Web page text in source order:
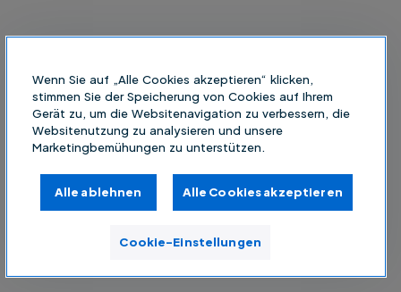
Wenn Sie auf „Alle Cookies akzeptieren“ klicken,
stimmen Sie der Speicherung von Cookies auf Ihrem
Gerät zu, um die Websitenavigation zu verbessern, die
Websitenutzung zu analysieren und unsere
Marketingbemühungen zu unterstützen.
Alle ablehnen Alle Cookies akzeptieren
Cookie-Einstellungen